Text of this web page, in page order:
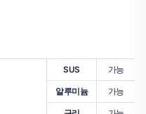
SUS 가능
알루미늄 가능